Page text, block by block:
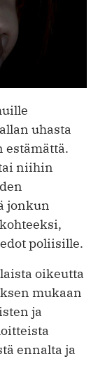
uhasta
estämättä.
niihin
jonkun
poliisille.
oikeutta
mukaan
ja
ennalta ja